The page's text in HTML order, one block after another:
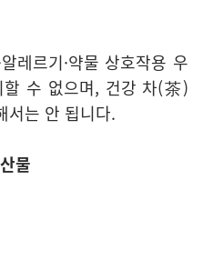
레르기·약물 상호작용 우
수 없으며, 건강 차(茶)
서는 안 됩니다.
물